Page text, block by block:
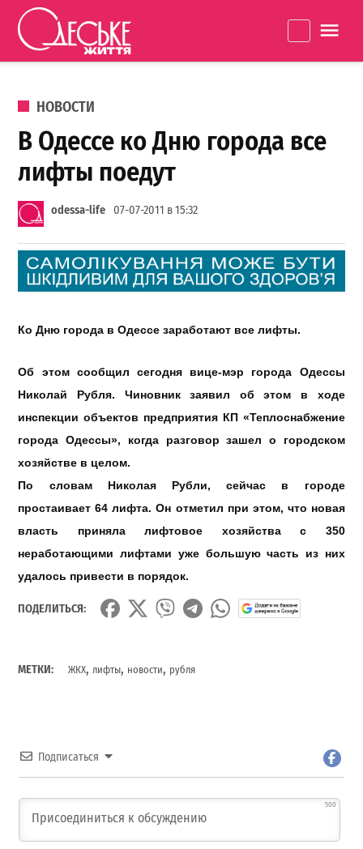
Перейти к содержанию
життя
ОПУБЛИКОВАНО В
НОВОСТИ
В Одессе ко Дню города все
лифты поедут
odessa-life 07-07-2011 в 15:32
Ко Дню города в Одессе заработают все лифты.
Об этом сообщил сегодня вице-мэр города Одессы
Николай Рубля. Чиновник заявил об этом в ходе
инспекции объектов предприятия КП «Теплоснабжение
города Одессы», когда разговор зашел о городском
хозяйстве в целом.
По словам Николая Рубли, сейчас в городе
простаивает 64 лифта. Он отметил при этом, что новая
власть приняла лифтовое хозяйства с 350
неработающими лифтами уже большую часть из них
удалось привести в порядок.
ПОДЕЛИТЬСЯ:
МЕТКИ: ЖКХ,лифты, новости, рубля
Подписаться
500